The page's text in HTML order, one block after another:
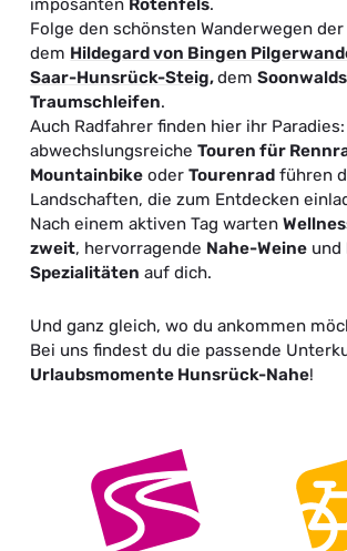
imposanten Rotenfels.
Folge den schönsten Wanderwegen
dem Hildegard von Bingen
Saar-Hunsrück-Steig,dem
Traumschleifen.
Auch Radfahrer finden hier ihr Paradies:
abwechslungsreicheTouren für
Mountainbike oderTourenrad führen
Landschaften, die zum Entdecken
Nach einem aktiven Tag warten
zweit, hervorragende Nahe-Weine und
Spezialitäten auf dich.
Und ganz gleich, wo du ankommen
Bei uns findest du die passende
Urlaubsmomente Hunsrück-Nahe!